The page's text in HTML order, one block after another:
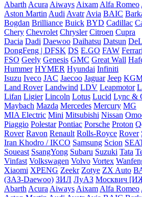
Abarth Acura Aiways Aixam Alfa Romeo
Aston Martin Audi Avatr Avia BAIC
Bogdan Brilliance Buick BYD Cadillac
Chery Chevrolet Chrysler Citroen Cupra
Dacia Dadi Daewoo Daihatsu Datsun
DongFeng | DFSK DS E.GO FAW Ferrari
FSO Geely Genesis GMC Great Wall
Hummer HYMER Hyundai Infiniti
Isuzu Iveco JAC Jaecoo Jaguar Jeep
Land Rover Landwind LDV Leapmotor
Lifan Ligier Lincoln Lotus Lucid Lync &
Maybach Mazda Mercedes Mercury MG
MIA Electric Mini Mitsubishi Nissan
Piaggio Polestar Pontiac Porsche Proton
Rover Ravon Renault Rolls-Royce Rover
Iran Khodro / IKCO Samsung Scion
Soueast SsangYong Subaru Suzuki Tata
Vinfast Volkswagen Volvo Vortex
Xiaomi XPENG Zeekr Zotye ZX Auto
(ЗАЗ-Daewoo) ЗИЛ ЛуАЗ Москвич
Abarth Acura Aiways Aixam Alfa Romeo